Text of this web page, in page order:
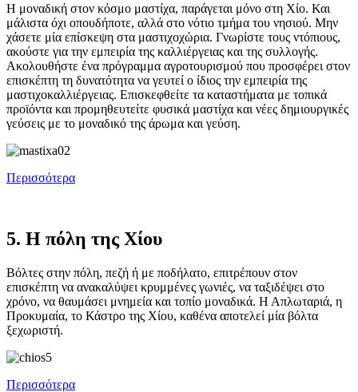
Η μοναδική στον κόσμο μαστίχα, παράγεται μόνο στη Χίο. Και
μάλιστα όχι οπουδήποτε, αλλά στο νότιο τμήμα του νησιού. Μην
χάσετε μία επίσκεψη στα μαστιχοχώρια. Γνωρίστε τους ντόπιους,
ακούστε για την εμπειρία της καλλιέργειας και της συλλογής.
Ακολουθήστε ένα πρόγραμμα αγροτουρισμού που προσφέρει στον
επισκέπτη τη δυνατότητα να γευτεί ο ίδιος την εμπειρία της
μαστιχοκαλλιέργειας. Επισκεφθείτε τα καταστήματα με τοπικά
προϊόντα και προμηθευτείτε φυσικά μαστίχα και νέες δημιουργικές
γεύσεις με το μοναδικό της άρωμα και γεύση.
Περισσότερα
5. Η πόλη της Χίου
Βόλτες στην πόλη, πεζή ή με ποδήλατο, επιτρέπουν στον
επισκέπτη να ανακαλύψει κρυμμένες γωνιές, να ταξιδέψει στο
χρόνο, να θαυμάσει μνημεία και τοπίο μοναδικά. Η Απλωταριά, η
Προκυμαία, το Κάστρο της Χίου, καθένα αποτελεί μία βόλτα
ξεχωριστή.
Περισσότερα